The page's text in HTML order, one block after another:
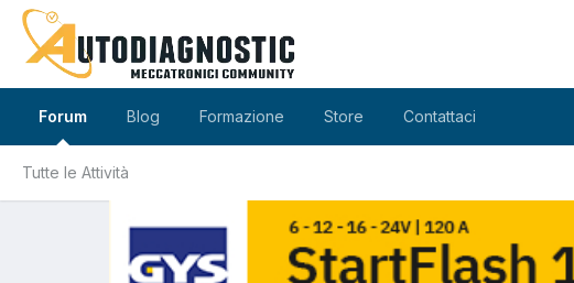
Forum
Tutte le Attività
Blog Formazione Store Contattaci